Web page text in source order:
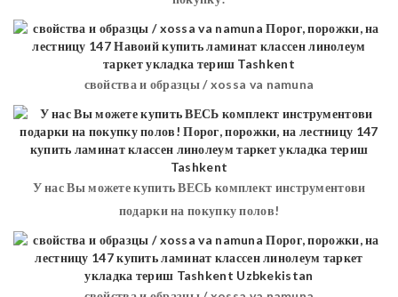
свойства и образцы / xossa va namuna
У нас Вы можете купить ВЕСЬ комплект инструментови
подарки на покупку полов!